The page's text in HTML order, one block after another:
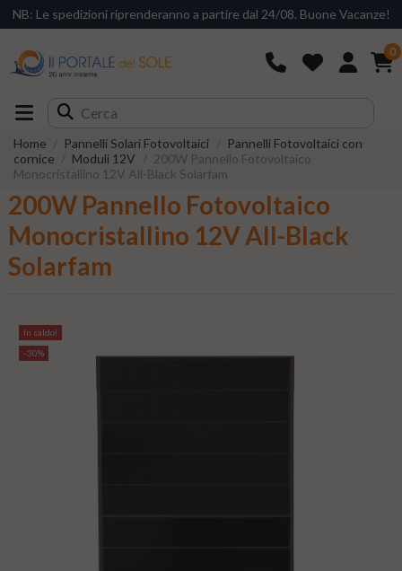
NB: Le spedizioni riprenderanno a partire dal 24/08. Buone Vacanze!
0
Home Pannelli Solari Fotovoltaici
Pannelli Fotovoltaici con
cornice
Moduli 12V
200W Pannello Fotovoltaico
Monocristallino 12V All-Black Solarfam
200W Pannello Fotovoltaico
Monocristallino 12V All-Black
Solarfam
In saldo!
-30%